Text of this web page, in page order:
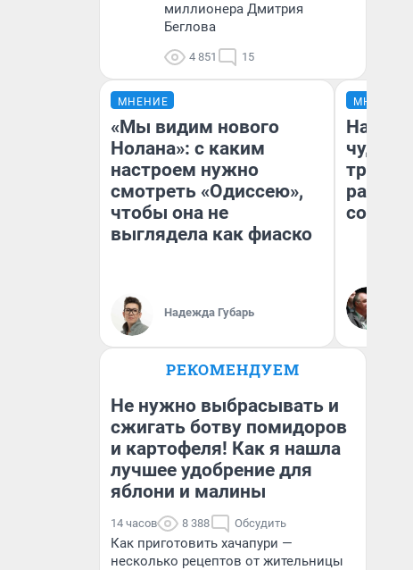
миллионера Дмитрия
Беглова
4 851 15
МНЕНИЕ
«Мы видим нового
Нолана»: с каким
настроем нужно
смотреть «Одиссею»,
чтобы она не
выглядела как фиаско
Надежда Губарь
МНЕНИЕ
чудом
РЕКОМЕНДУЕМ
Не нужно выбрасывать и
сжигать ботву помидоров
и картофеля! Как я нашла
лучшее удобрение для
яблони и малины
14 часов 8 388 Обсудить
Как приготовить хачапури —
несколько рецептов от жительницы